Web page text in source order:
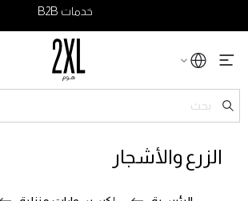
الزرع والأشجار